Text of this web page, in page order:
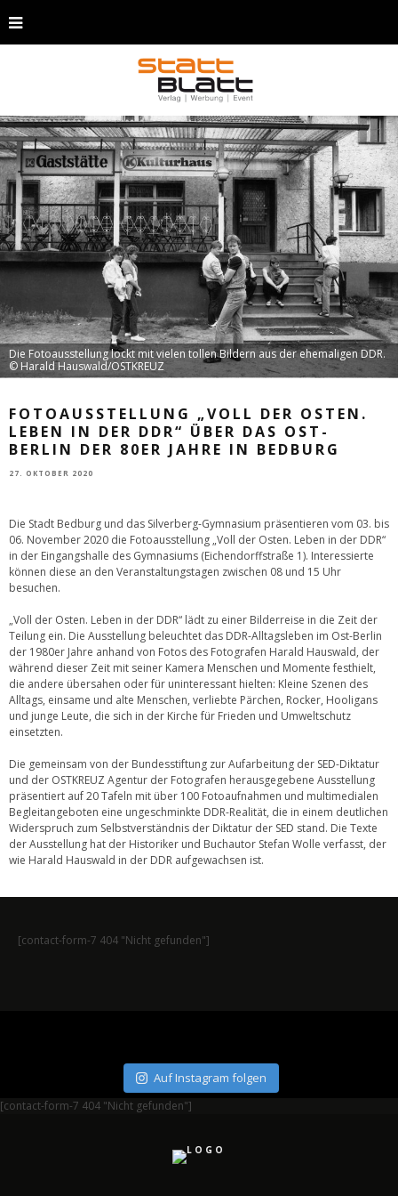
Die Fotoausstellung lockt mit vielen tollen Bildern aus der ehemaligen DDR.
© Harald Hauswald/OSTKREUZ
FOTOAUSSTELLUNG „VOLL DER OSTEN.
LEBEN IN DER DDR“ ÜBER DAS OST-
BERLIN DER 80ER JAHRE IN BEDBURG
27. OKTOBER 2020
Die Stadt Bedburg und das Silverberg-Gymnasium präsentieren vom 03. bis
06. November 2020 die Fotoausstellung „Voll der Osten. Leben in der DDR“
in der Eingangshalle des Gymnasiums (Eichendorffstraße 1). Interessierte
können diese an den Veranstaltungstagen zwischen 08 und 15 Uhr
besuchen.
„Voll der Osten. Leben in der DDR“ lädt zu einer Bilderreise in die Zeit der
Teilung ein. Die Ausstellung beleuchtet das DDR-Alltagsleben im Ost-Berlin
der 1980er Jahre anhand von Fotos des Fotografen Harald Hauswald, der
während dieser Zeit mit seiner Kamera Menschen und Momente festhielt,
die andere übersahen oder für uninteressant hielten: Kleine Szenen des
Alltags, einsame und alte Menschen, verliebte Pärchen, Rocker, Hooligans
und junge Leute, die sich in der Kirche für Frieden und Umweltschutz
einsetzten.
Die gemeinsam von der Bundesstiftung zur Aufarbeitung der SED-Diktatur
und der OSTKREUZ Agentur der Fotografen herausgegebene Ausstellung
präsentiert auf 20 Tafeln mit über 100 Fotoaufnahmen und multimedialen
Begleitangeboten eine ungeschminkte DDR-Realität, die in einem deutlichen
Widerspruch zum Selbstverständnis der Diktatur der SED stand. Die Texte
der Ausstellung hat der Historiker und Buchautor Stefan Wolle verfasst, der
wie Harald Hauswald in der DDR aufgewachsen ist.
[contact-form-7 404 "Nicht gefunden"]
Auf Instagram folgen
[contact-form-7 404 "Nicht gefunden"]